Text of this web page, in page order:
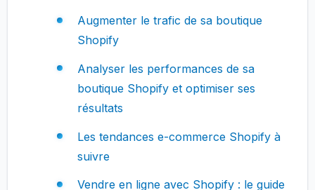
Augmenter le trafic de sa boutique
Shopify
Analyser les performances de sa
boutique Shopify et optimiser ses
résultats
Les tendances e-commerce Shopify à
suivre
Vendre en ligne avec Shopify : le guide